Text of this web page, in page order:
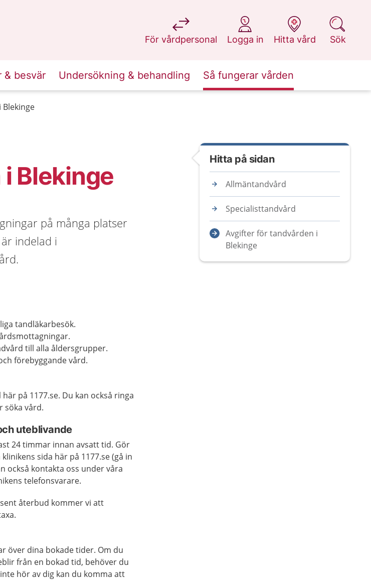
För vårdpersonal
på 1177.se
Logga in
på 1177.se
Hitta vård
på 1177.se
Sök
på 1177.se
& besvär Undersökning & behandling Så fungerar vården
Blekinge
Blekinge
på många platser
indelad i
tandläkarbesök.
till alla åldersgrupper.
förebyggande vård.
på 1177.se. Du kan också ringa
söka vård.
uteblivande
24 timmar innan avsatt tid. Gör
sida här på 1177.se (gå in
också kontakta oss under våra
telefonsvarare.
återbud kommer vi att
över dina bokade tider. Om du
från en bokad tid, behöver du
hör av dig kan du komma att
Hitta på sidan
Allmäntandvård
Specialisttandvård
Avgifter för tandvården i
Blekinge